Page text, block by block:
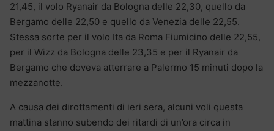
21,45, il volo Ryanair da Bologna delle 22,30, quello da
Bergamo delle 22,50 e quello da Venezia delle 22,55.
Stessa sorte per il volo Ita da Roma Fiumicino delle 22,55,
per il Wizz da Bologna delle 23,35 e per il Ryanair da
Bergamo che doveva atterrare a Palermo 15 minuti dopo la
mezzanotte.
A causa dei dirottamenti di ieri sera, alcuni voli questa
mattina stanno subendo dei ritardi di un’ora circa in